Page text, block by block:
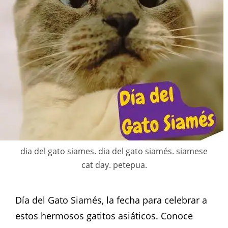
dia del gato siames. dia del gato siamés. siamese
cat day. petepua.
Día del Gato Siamés, la fecha para celebrar a
estos hermosos gatitos asiáticos. Conoce